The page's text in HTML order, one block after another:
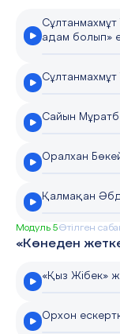
адам болып»
Сұлтанмахмұт
Сайын
Оралхан
Қалмақан
Модуль 5Өтілген
«Көнеден
«Қыз Жібек»
Орхон